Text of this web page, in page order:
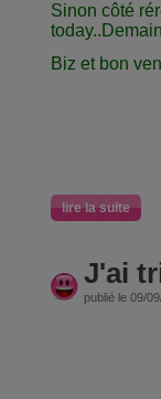
Sinon côté
Biz et bon
lire la suite
J'ai
publié le 09/